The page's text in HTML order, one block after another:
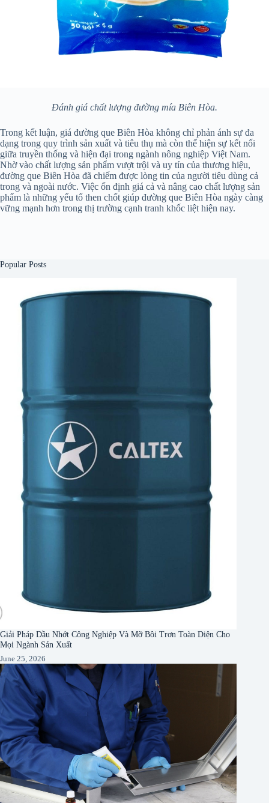
Đánh giá chất lượng đường mía Biên Hòa.
Trong kết luận, giá đường que Biên Hòa không chỉ phản ánh sự đa
dạng trong quy trình sản xuất và tiêu thụ mà còn thể hiện sự kết nối
giữa truyền thống và hiện đại trong ngành nông nghiệp Việt Nam.
Nhờ vào chất lượng sản phẩm vượt trội và uy tín của thương hiệu,
đường que Biên Hòa đã chiếm được lòng tin của người tiêu dùng cả
trong và ngoài nước. Việc ổn định giá cả và nâng cao chất lượng sản
phẩm là những yếu tố then chốt giúp đường que Biên Hòa ngày càng
vững mạnh hơn trong thị trường cạnh tranh khốc liệt hiện nay.
Popular Posts
Giải Pháp Dầu Nhớt Công Nghiệp Và Mỡ Bôi Trơn Toàn Diện Cho
Mọi Ngành Sản Xuất
June 25, 2026